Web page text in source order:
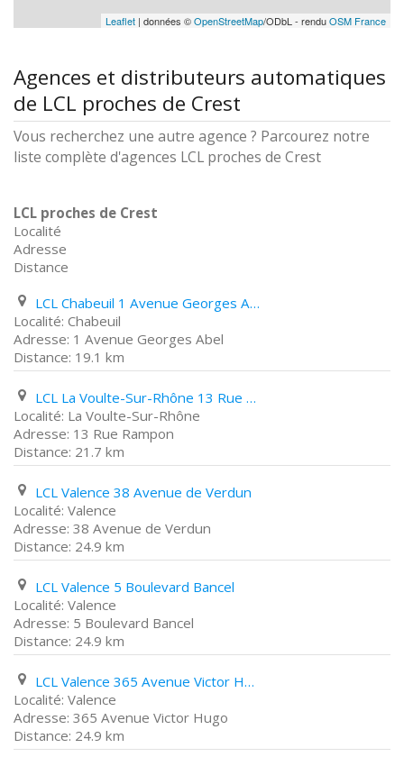
Leaflet | données ©OpenStreetMap/ODbL - renduOSM France
Agences et distributeurs automatiques
de LCL proches de Crest
Vous recherchez une autre agence ? Parcourez notre
liste complète d'agences LCL proches de Crest
LCL proches de Crest
Localité
Adresse
Distance
LCL Chabeuil 1 Avenue Georges Abel
Chabeuil
1 Avenue Georges Abel
19.1 km
LCL La Voulte-Sur-Rhône 13 Rue Rampon
La Voulte-Sur-Rhône
13 Rue Rampon
21.7 km
LCL Valence 38 Avenue de Verdun
Valence
38 Avenue de Verdun
24.9 km
LCL Valence 5 Boulevard Bancel
Valence
5 Boulevard Bancel
24.9 km
LCL Valence 365 Avenue Victor Hugo
Valence
365 Avenue Victor Hugo
24.9 km